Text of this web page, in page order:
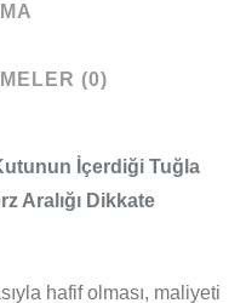
(0)
İçerdiği Tuğla
Aralığı Dikkate
hafif olması, maliyeti